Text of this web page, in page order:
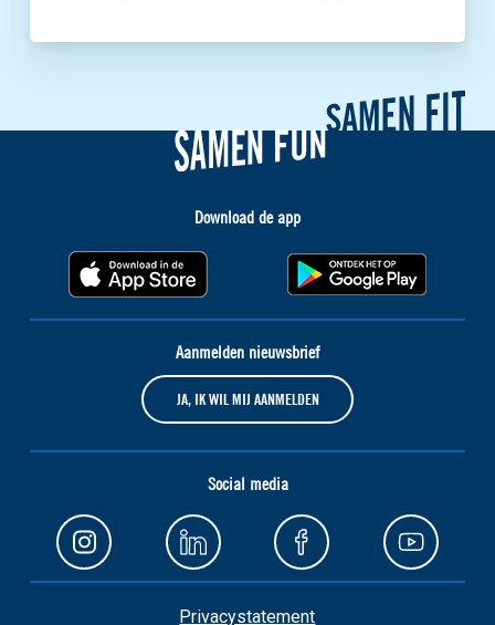
Download de app
Aanmelden nieuwsbrief
JA, IK WIL MIJ AANMELDEN
Social media
Privacystatement